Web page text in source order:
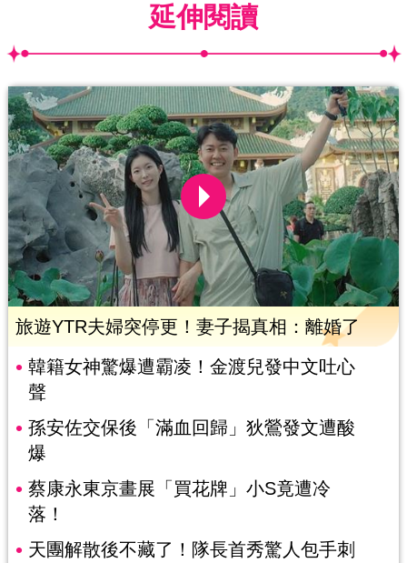
延伸閱讀
旅遊YTR夫婦突停更！妻子揭真相：離婚了
韓籍女神驚爆遭霸凌！金渡兒發中文吐心
聲
孫安佐交保後「滿血回歸」狄鶯發文遭酸
爆
蔡康永東京畫展「買花牌」小S竟遭冷
落！
天團解散後不藏了！隊長首秀驚人包手刺